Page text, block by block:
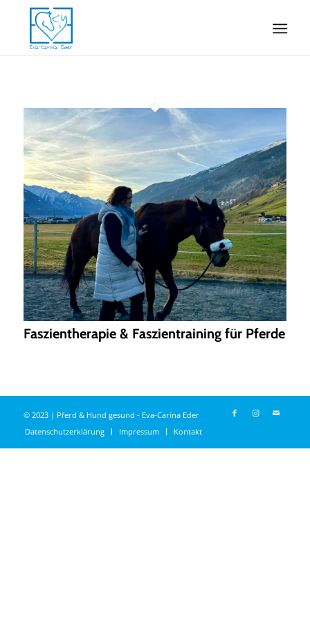
Faszientherapie & Faszientraining für Pferde
© 2023 | Pferd & Hund gesund - Eva-Carina Eder
Datenschutzerklärung
Impressum Kontakt